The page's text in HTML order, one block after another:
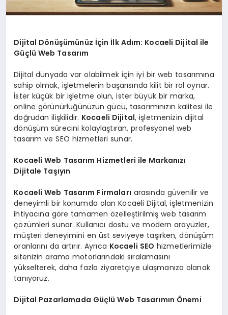
Dijital Dönüşümünüz İçin İlk Adım: Kocaeli Dijital ile
Güçlü Web Tasarım
Dijital dünyada var olabilmek için iyi bir web tasarımına
sahip olmak, işletmelerin başarısında kilit bir rol oynar.
İster küçük bir işletme olun, ister büyük bir marka,
online görünürlüğünüzün gücü, tasarımınızın kalitesi ile
doğrudan ilişkilidir. Kocaeli Dijital, işletmenizin dijital
dönüşüm sürecini kolaylaştıran, profesyonel web
tasarım ve SEO hizmetleri sunar.
Kocaeli Web Tasarım Hizmetleri ile Markanızı
Dijitale Taşıyın
Kocaeli Web Tasarım Firmaları arasında güvenilir ve
deneyimli bir konumda olan Kocaeli Dijital, işletmenizin
ihtiyacına göre tamamen özelleştirilmiş web tasarım
çözümleri sunar. Kullanıcı dostu ve modern arayüzler,
müşteri deneyimini en üst seviyeye taşırken, dönüşüm
oranlarını da artırır. Ayrıca Kocaeli SEO hizmetlerimizle
sitenizin arama motorlarındaki sıralamasını
yükselterek, daha fazla ziyaretçiye ulaşmanıza olanak
tanıyoruz.
Dijital Pazarlamada Güçlü Web Tasarımın Önemi